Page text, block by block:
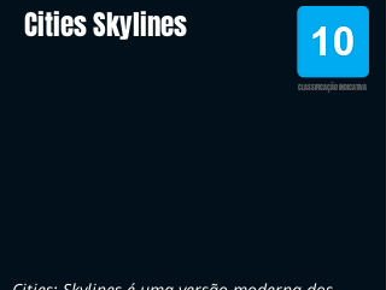
Cities Skylines
CLASSIFICAÇÃO INDICATIVA